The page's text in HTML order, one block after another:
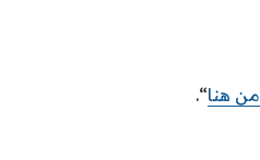
من هنا“.